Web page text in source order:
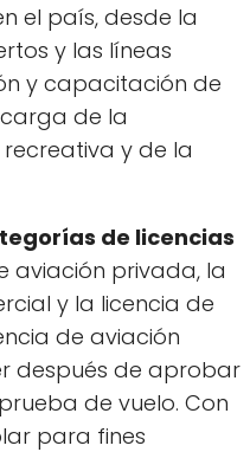
el país, desde la
y las líneas
y capacitación de
de la
y de la
de licencias
aviación privada, la
y la licencia de
de aviación
después de aprobar
de vuelo. Con
para fines